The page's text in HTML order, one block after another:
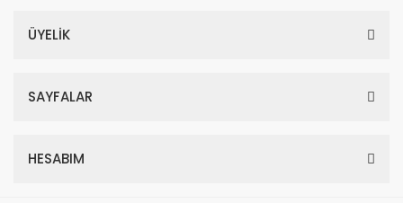
ÜYELİK
SAYFALAR
HESABIM